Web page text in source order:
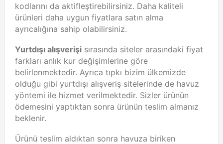
kodlarını da aktifleştirebilirsiniz. Daha kaliteli
ürünleri daha uygun fiyatlara satın alma
ayrıcalığına sahip olabilirsiniz.
Yurtdışı alışverişi sırasında siteler arasındaki fiyat
farkları anlık kur değişimlerine göre
belirlenmektedir. Ayrıca tıpkı bizim ülkemizde
olduğu gibi yurtdışı alışveriş sitelerinde de havuz
yöntemi ile hizmet verilmektedir. Sizler ürünün
ödemesini yaptıktan sonra ürünün teslim almanız
beklenir.
Ürünü teslim aldıktan sonra havuza biriken